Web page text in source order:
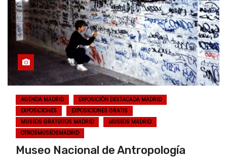
AGENDA MADRID
EXPOSICIÓN DESTACADA MADRID
EXPOSICIONES
EXPOSICIONES GRATIS
MUSEOS GRATUITOS MADRID
MUSEOS MADRID
OTROSMUSEOSMADRID
Museo Nacional de Antropología